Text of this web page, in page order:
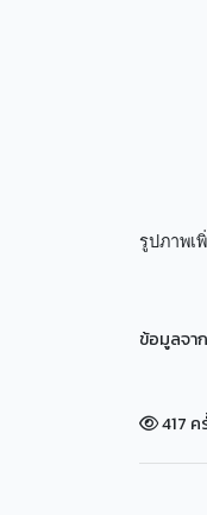
รูปภาพเ
ข้อมูลจา
417 ค